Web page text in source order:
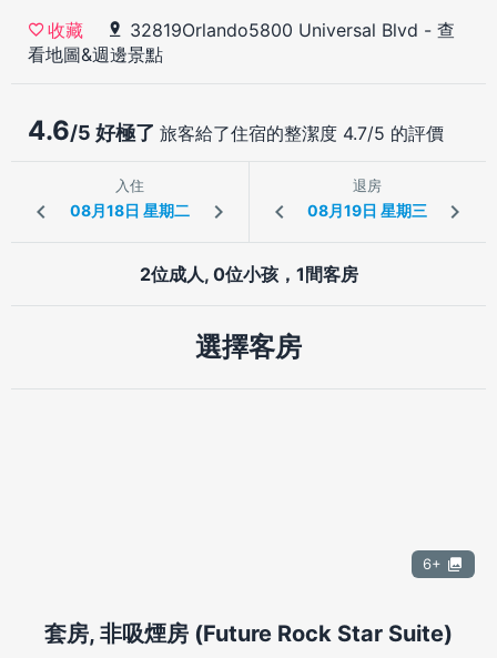
收藏 32819Orlando5800 Universal Blvd - 查
看地圖&週邊景點
4.6/5 好極了 旅客給了住宿的整潔度 4.7/5 的評價
入住 退房
2位成人, 0位小孩，1間客房
選擇客房
6+
套房, 非吸煙房 (Future Rock Star Suite)